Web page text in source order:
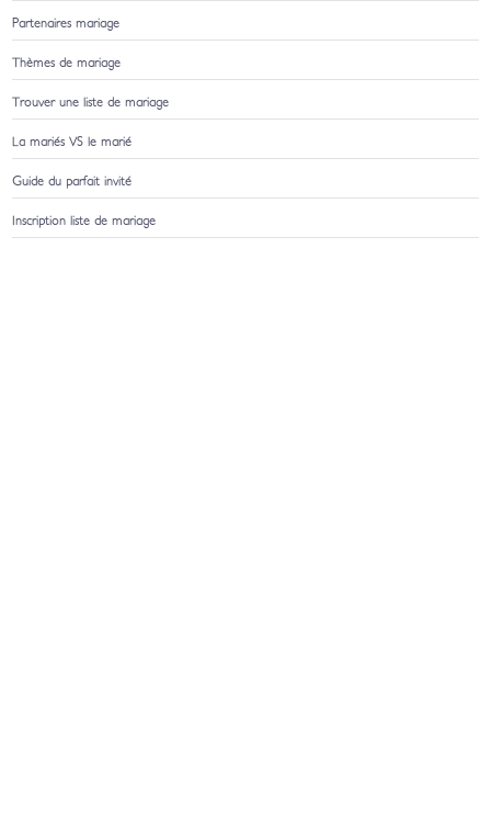
Partenaires mariage
Thèmes de mariage
Trouver une liste de mariage
La mariés VS le marié
Guide du parfait invité
Inscription liste de mariage